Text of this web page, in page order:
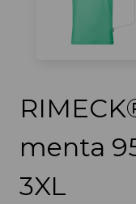
menta
3XL